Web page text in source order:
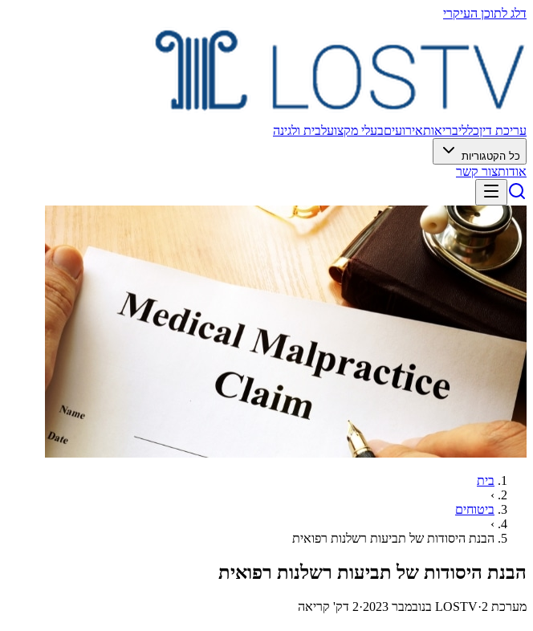
דלג לתוכן העיקרי
עריכת דיןכלליבריאותאירועיםבעלי מקצועלבית ולגינה
כל הקטגוריות
אודותצור קשר
בית
›
ביטוחים
›
הבנת היסודות של תביעות רשלנות רפואית
הבנת היסודות של תביעות רשלנות רפואית
מערכת LOSTV ·2 בנובמבר 2023 ·
2 דק' קריאה